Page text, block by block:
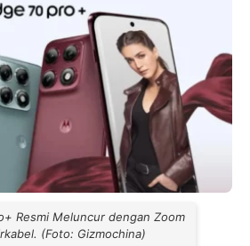
Resmi Meluncur dengan Zoom
(Foto: Gizmochina)